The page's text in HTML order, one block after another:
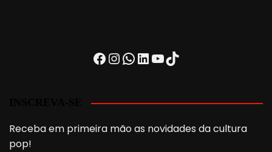
Facebook
Instagram
WhatsApp
LinkedIn
Youtube
TikTok
Receba em primeira mão as novidades da cultura
pop!